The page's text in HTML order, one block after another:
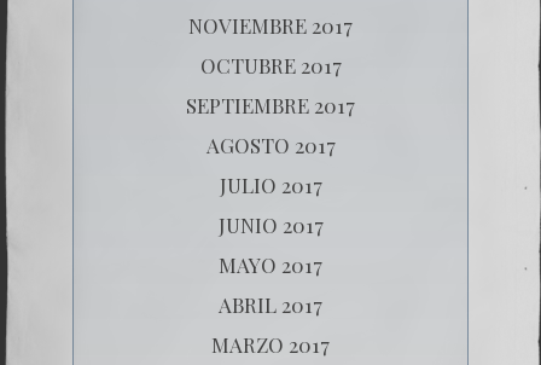
NOVIEMBRE 2017
OCTUBRE 2017
SEPTIEMBRE 2017
AGOSTO 2017
JULIO 2017
JUNIO 2017
MAYO 2017
ABRIL 2017
MARZO 2017